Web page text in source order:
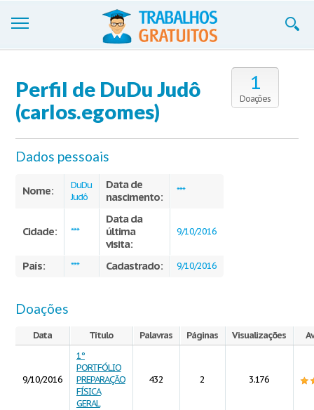
Cadastre-se
Entre
Blog
Contate-nos
1
Doações
Perfil de DuDu Judô
(carlos.egomes)
Dados pessoais
Nome:
DuDu
Judô
Data de
nascimento:
***
Cidade: ***
Data da
última
visita:
9/10/2016
País: *** Cadastrado: 9/10/2016
Doações
Data Título Palavras Páginas Visualizações
9/10/2016
1º
PORTFÓLIO
PREPARAÇÃO
FÍSICA
GERAL
432 2 3.176